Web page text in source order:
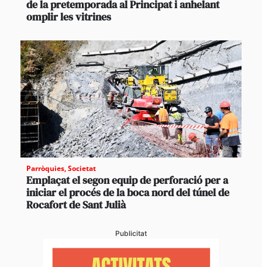
de la pretemporada al Principat i anhelant
omplir les vitrines
Parròquies,Societat
Emplaçat el segon equip de perforació per a
iniciar el procés de la boca nord del túnel de
Rocafort de Sant Julià
Publicitat